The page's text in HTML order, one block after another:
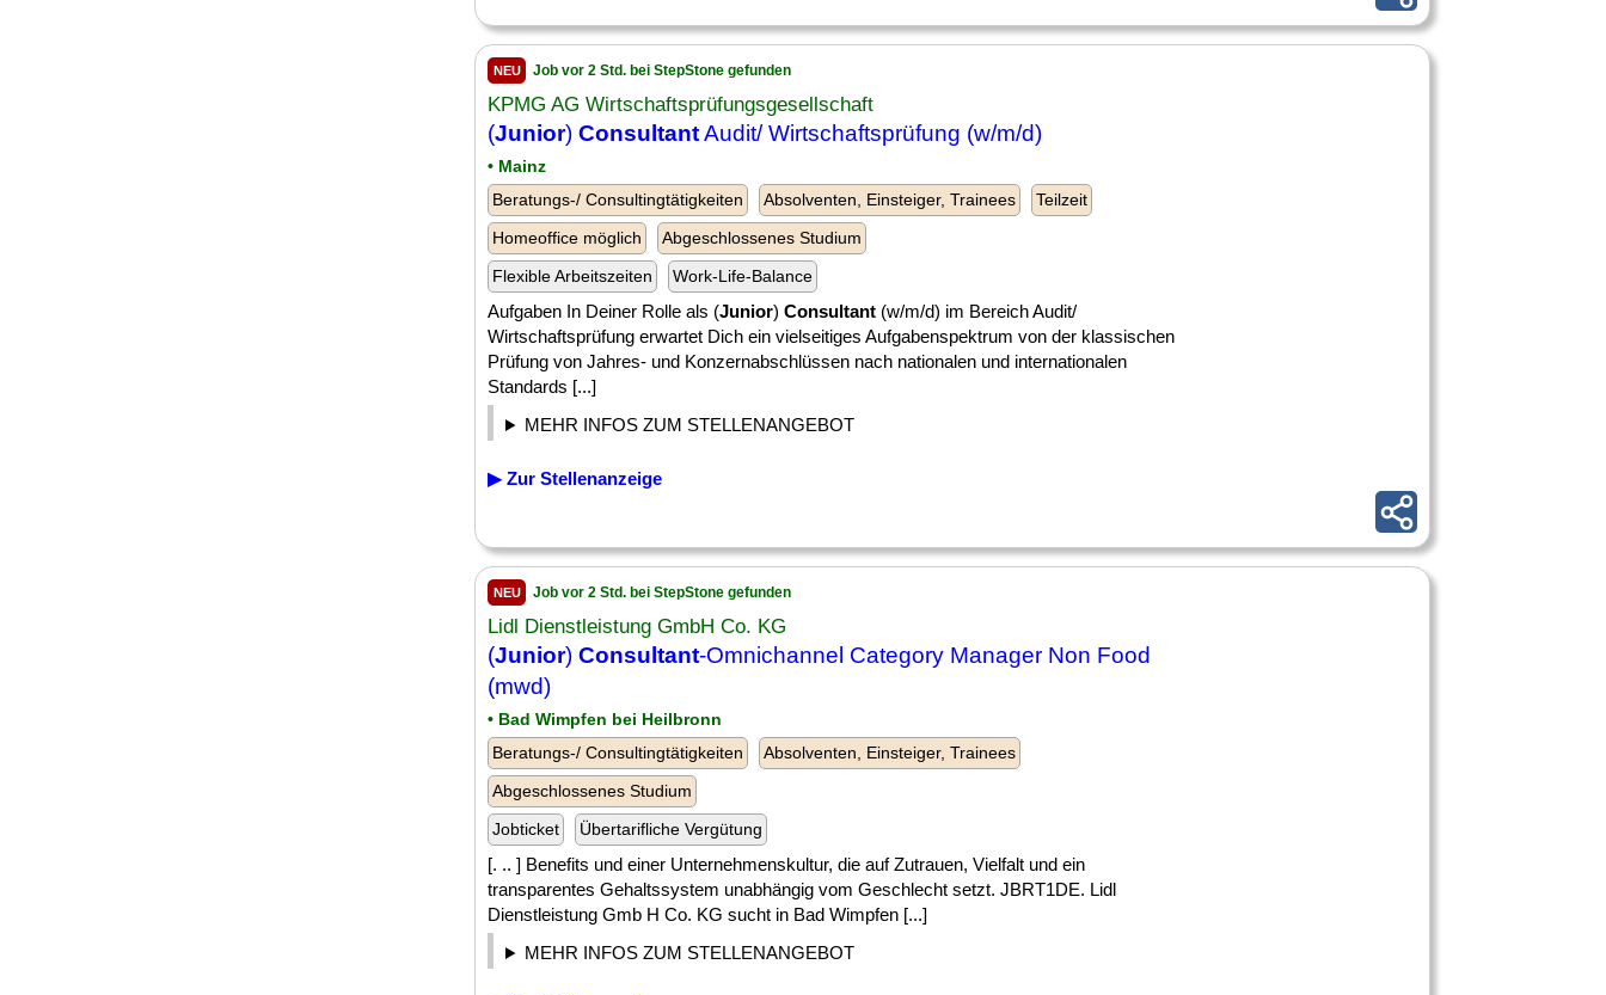
NEU Job vor 2 Std. bei StepStone gefunden
KPMG AG Wirtschaftsprüfungsgesellschaft
(Junior) ConsultantAudit/ Wirtschaftsprüfung (w/m/d)
• Mainz
Beratungs-/ Consultingtätigkeiten
Absolventen, Einsteiger, Trainees
Teilzeit
Homeoffice möglich
Abgeschlossenes Studium
Flexible Arbeitszeiten
Work-Life-Balance
Aufgaben In Deiner Rolle als (Junior) Consultant (w/m/d) im Bereich Audit/
Wirtschaftsprüfung erwartet Dich ein vielseitiges Aufgabenspektrum von der klassischen
Prüfung von Jahres- und Konzernabschlüssen nach nationalen und internationalen
Standards [...]
MEHR INFOS ZUM STELLENANGEBOT
▶ Zur Stellenanzeige
NEU Job vor 2 Std. bei StepStone gefunden
Lidl Dienstleistung GmbH Co. KG
(Junior) Consultant-Omnichannel Category Manager Non Food
(mwd)
• Bad Wimpfen bei Heilbronn
Beratungs-/ Consultingtätigkeiten
Absolventen, Einsteiger, Trainees
Abgeschlossenes Studium
Jobticket
Übertarifliche Vergütung
[. .. ] Benefits und einer Unternehmenskultur, die auf Zutrauen, Vielfalt und ein
transparentes Gehaltssystem unabhängig vom Geschlecht setzt. JBRT1DE. Lidl
Dienstleistung Gmb H Co. KG sucht in Bad Wimpfen [...]
MEHR INFOS ZUM STELLENANGEBOT